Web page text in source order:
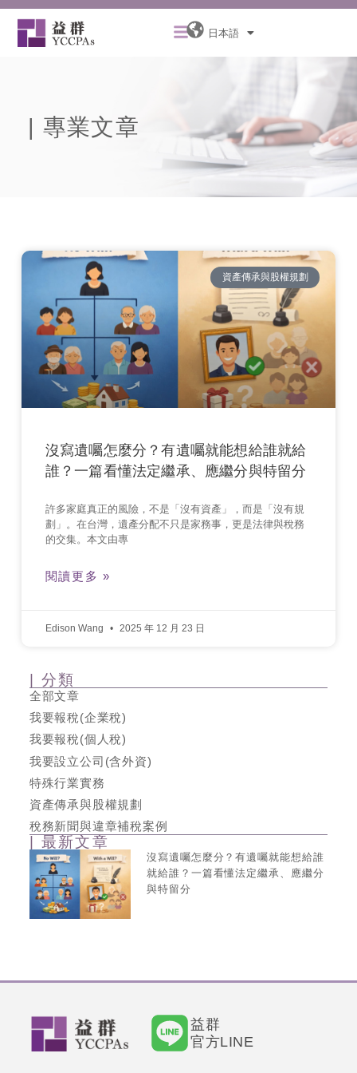
内
メ
ニ
日本語
| 專業文章
資產傳承與股權規劃
沒寫遺囑怎麼分？有遺囑就能想給誰就給
誰？一篇看懂法定繼承、應繼分與特留分
許多家庭真正的風險，不是「沒有資產」，而是「沒有規
劃」。在台灣，遺產分配不只是家務事，更是法律與稅務
的交集。本文由專
閱讀更多 »
Edison Wang 2025 年 12 月 23 日
| 分類
全部文章
我要報稅(企業稅)
我要報稅(個人稅)
我要設立公司(含外資)
特殊行業實務
資產傳承與股權規劃
稅務新聞與違章補稅案例
| 最新文章
沒寫遺囑怎麼分？有遺囑就能想給誰
就給誰？一篇看懂法定繼承、應繼分
與特留分
益群
官方LINE